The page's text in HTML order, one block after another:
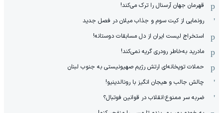
قهرمان جهان آرسنال را ترک می‌کند!
رونمایی از کیت سوم و جذاب میلان در فصل جدید
استخراج لیست ایران از دل مسابقات دوستانه!
مادرید به‌خاطر رودری گریه نمی‌کند!
حملات توپخانه‌ای ارتش رژیم صهیونیستی به جنوب لبنان
چالش جالب و هیجان انگیز با رونالدینیو!
ضربه سر ممنوع؛انقلاب در قوانین فوتبال؟